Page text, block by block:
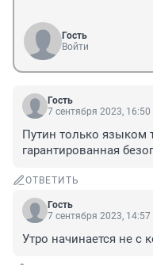
Гость
Войти
Гость
7 сентября 2023, 16:50
Путин только языком
гарантированная
ОТВЕТИТЬ
Гость
7 сентября 2023, 14:57
Утро начинается не с